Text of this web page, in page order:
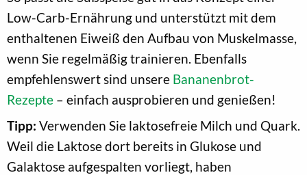
Low-Carb-Ernährung und unterstützt mit dem
enthaltenen Eiweiß den Aufbau von Muskelmasse,
wenn Sie regelmäßig trainieren. Ebenfalls
empfehlenswert sind unsere Bananenbrot-
Rezepte – einfach ausprobieren und genießen!
Tipp: Verwenden Sie laktosefreie Milch und Quark.
Weil die Laktose dort bereits in Glukose und
Galaktose aufgespalten vorliegt, haben